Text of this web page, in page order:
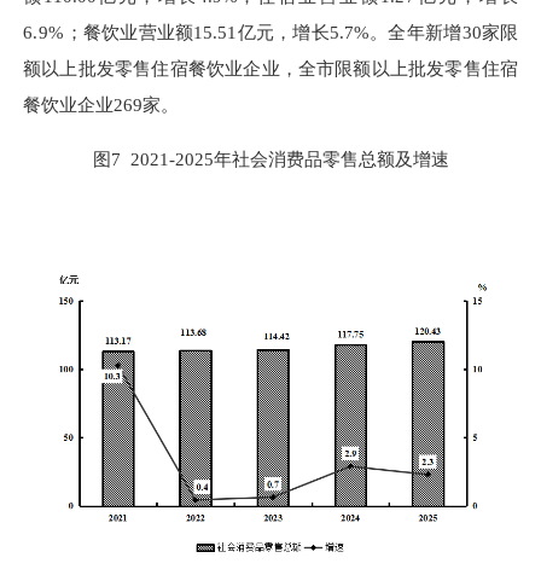
6.9% ；餐饮业营业额15.51 亿元，增长5.7%。全年新增30家限
额以上批发零售住宿餐饮业企业，全市限额以上批发零售住宿
餐饮业企业269家。
图7 2021-2025年社会消费品零售总额及增速